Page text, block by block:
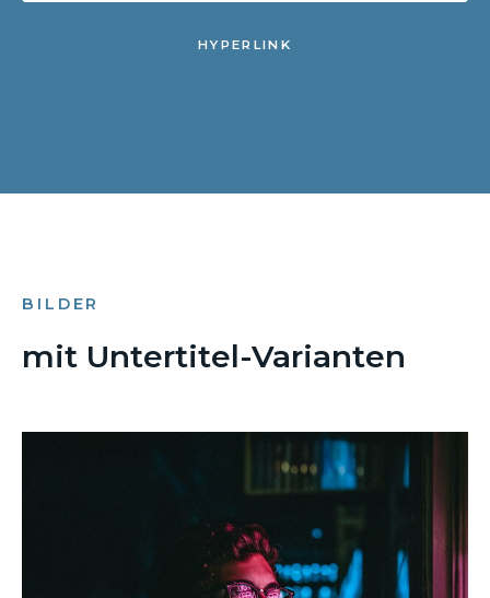
HYPERLINK
BILDER
mit Untertitel-Varianten